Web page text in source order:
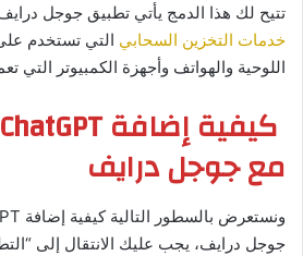
تتيح لك هذا الدمج يأتي تطبيق جوجل
خدمات التخزين السحابي التي تستخدم
اللوحية والهواتف وأجهزة الكمبيوتر التي
مع جوجل درايف
جوجل درايف، يجب عليك الانتقال إلى